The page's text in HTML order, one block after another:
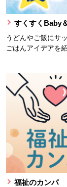
すくすくBaby
うどんやご飯にサ
ごはんアイデアを
福祉のカンパ